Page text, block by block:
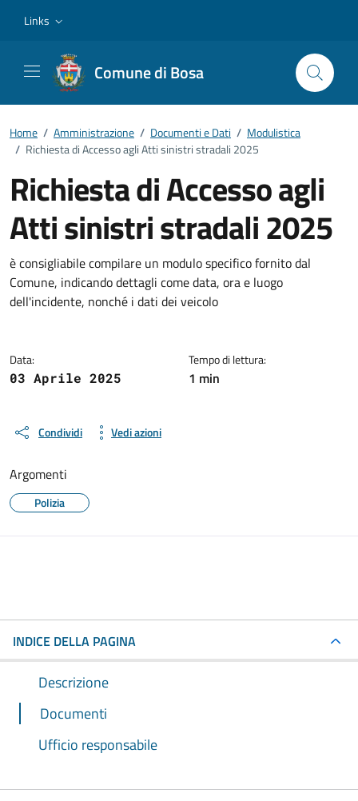
Links
Comune di Bosa
Home / Amministrazione / Documenti e Dati / Modulistica
/ Richiesta di Accesso agli Atti sinistri stradali 2025
Richiesta di Accesso agli
Atti sinistri stradali 2025
Dettagli del documento
è consigliabile compilare un modulo specifico fornito dal
Comune, indicando dettagli come data, ora e luogo
dell'incidente, nonché i dati dei veicolo
Data:
03 Aprile 2025
Tempo di lettura:
1 min
Condividi Vedi azioni
Argomenti
Polizia
INDICE DELLA PAGINA
Descrizione
Documenti
Ufficio responsabile